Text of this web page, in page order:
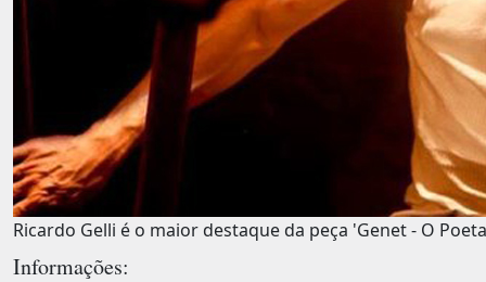
Ricardo Gelli é o maior destaque da peça 'Genet - O
Informações: